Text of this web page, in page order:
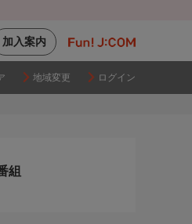
加入案内
地域変更 ログイン
組